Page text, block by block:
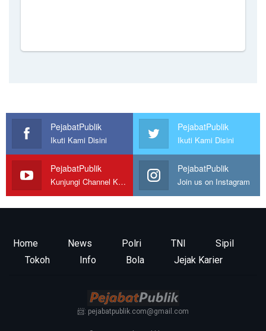
PejabatPublik
Ikuti Kami Disini
PejabatPublik
Ikuti Kami Disini
PejabatPublik
Kunjungi Channel Kami
PejabatPublik
Join us on Instagram
Home News Polri TNI
Sipil
Tokoh
Info Bola Jejak Karier
📨: pejabatpublik.com@gmail.com